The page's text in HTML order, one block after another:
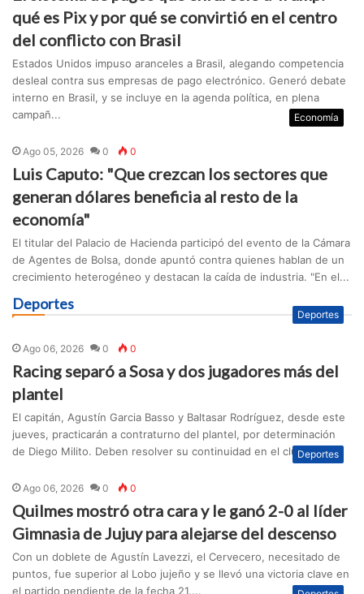
qué es Pix y por qué se convirtió en el centro
del conflicto con Brasil
Estados Unidos impuso aranceles a Brasil, alegando competencia
desleal contra sus empresas de pago electrónico. Generó debate
interno en Brasil, y se incluye en la agenda política, en plena
campañ...
Economía
Ago 05, 2026 0 0
Luis Caputo: "Que crezcan los sectores que
generan dólares beneficia al resto de la
economía"
El titular del Palacio de Hacienda participó del evento de la Cámara
de Agentes de Bolsa, donde apuntó contra quienes hablan de un
crecimiento heterogéneo y destacan la caída de industria. "En el...
Deportes
Deportes
Ago 06, 2026 0 0
Racing separó a Sosa y dos jugadores más del
plantel
El capitán, Agustín Garcia Basso y Baltasar Rodríguez, desde este
jueves, practicarán a contraturno del plantel, por determinación
de Diego Milito. Deben resolver su continuidad en el club....Deportes
Ago 06, 2026 0 0
Quilmes mostró otra cara y le ganó 2-0 al líder
Gimnasia de Jujuy para alejarse del descenso
Con un doblete de Agustín Lavezzi, el Cervecero, necesitado de
puntos, fue superior al Lobo jujeño y se llevó una victoria clave en
el partido pendiente de la fecha 21....